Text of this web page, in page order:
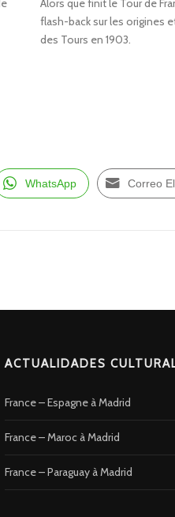
Alors que finit le Tour de
flash-back sur les origines
des Tours en 1903.
WhatsApp Correo
ACTUALIDADES
France – Espagne à Madrid
France – Maroc à Madrid
France – Paraguay à Madrid